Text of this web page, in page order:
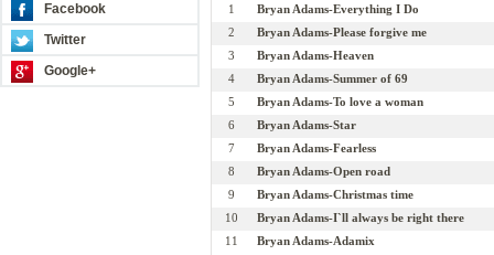
Facebook
Twitter
Google+
1
Bryan Adams-Everything I Do
2
Bryan Adams-Please forgive me
3
Bryan Adams-Heaven
4
Bryan Adams-Summer of 69
5
Bryan Adams-To love a woman
6
Bryan Adams-Star
7
Bryan Adams-Fearless
8
Bryan Adams-Open road
9
Bryan Adams-Christmas time
10
Bryan Adams-I`ll always be right there
11
Bryan Adams-Adamix